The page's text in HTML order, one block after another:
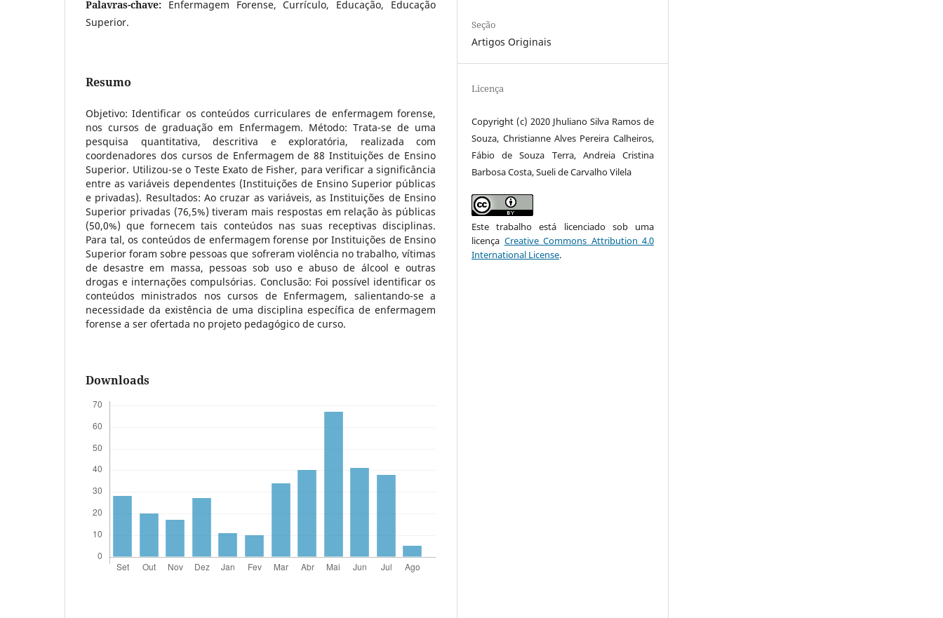
Palavras-chave: Enfermagem Forense, Currículo, Educação, Educação
Superior.
Resumo
Objetivo: Identificar os conteúdos curriculares de enfermagem forense,
nos cursos de graduação em Enfermagem. Método: Trata-se de uma
pesquisa quantitativa, descritiva e exploratória, realizada com
coordenadores dos cursos de Enfermagem de 88 Instituições de Ensino
Superior. Utilizou-se o Teste Exato de Fisher, para verificar a significância
entre as variáveis dependentes (Instituições de Ensino Superior públicas
e privadas). Resultados: Ao cruzar as variáveis, as Instituições de Ensino
Superior privadas (76,5%) tiveram mais respostas em relação às públicas
(50,0%) que fornecem tais conteúdos nas suas receptivas disciplinas.
Para tal, os conteúdos de enfermagem forense por Instituições de Ensino
Superior foram sobre pessoas que sofreram violência no trabalho, vítimas
de desastre em massa, pessoas sob uso e abuso de álcool e outras
drogas e internações compulsórias. Conclusão: Foi possível identificar os
conteúdos ministrados nos cursos de Enfermagem, salientando-se a
necessidade da existência de uma disciplina específica de enfermagem
forense a ser ofertada no projeto pedagógico de curso.
Downloads
Seção
Artigos Originais
Licença
Copyright (c) 2020 Jhuliano Silva Ramos de
Souza, Christianne Alves Pereira Calheiros,
Fábio de Souza Terra, Andreia Cristina
Barbosa Costa, Sueli de Carvalho Vilela
Este trabalho está licenciado sob uma
licença Creative Commons Attribution 4.0
International License.